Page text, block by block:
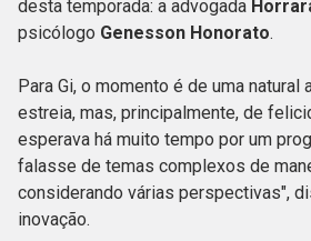
desta temporada: a advogada
psicólogo Genesson Honorato.
Para Gi, o momento é de uma natural
estreia, mas, principalmente, de
esperava há muito tempo por um
falasse de temas complexos de
considerando várias perspectivas",
inovação.